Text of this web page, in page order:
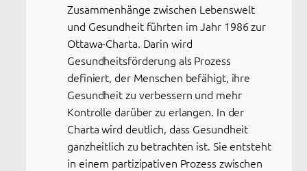
Zusammenhänge zwischen Lebenswelt
und Gesundheit führten im Jahr 1986 zur
Ottawa-Charta. Darin wird
Gesundheitsförderung als Prozess
definiert, der Menschen befähigt, ihre
Gesundheit zu verbessern und mehr
Kontrolle darüber zu erlangen. In der
Charta wird deutlich, dass Gesundheit
ganzheitlich zu betrachten ist. Sie entsteht
in einem partizipativen Prozess zwischen